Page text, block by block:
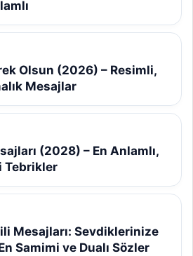
Olsun (2026) – Resimli,
Mesajlar
(2028) – En Anlamlı,
Tebrikler
Mesajları: Sevdiklerinize
Samimi ve Dualı Sözler